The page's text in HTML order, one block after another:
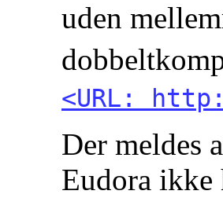
uden
<URL:
Der meldes
Eudora ikke